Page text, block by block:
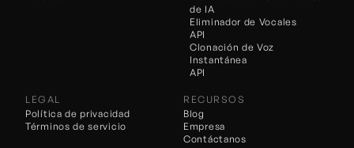
de IA
Eliminador de Vocales
API
Clonación de Voz
Instantánea
API
LEGAL
Política de privacidad
Términos de servicio
RECURSOS
Blog
Empresa
Contáctanos